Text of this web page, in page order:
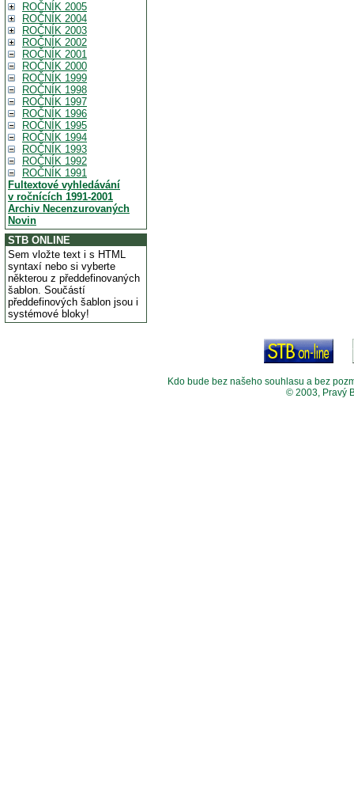
ROČNÍK 2005
ROČNÍK 2004
ROČNÍK 2003
ROČNÍK 2002
ROČNÍK 2001
ROČNÍK 2000
ROČNÍK 1999
ROČNÍK 1998
ROČNÍK 1997
ROČNÍK 1996
ROČNÍK 1995
ROČNÍK 1994
ROČNÍK 1993
ROČNÍK 1992
ROČNÍK 1991
Fultextové vyhledávání
v ročnících 1991-2001
Archiv Necenzurovaných
Novin
STB ONLINE
Sem vložte text i s HTML
syntaxí nebo si vyberte
některou z předdefinovaných
šablon. Součástí
předdefinových šablon jsou i
systémové bloky!
Kdo bude bez našeho souhlasu a bez
© 2003, Pravý